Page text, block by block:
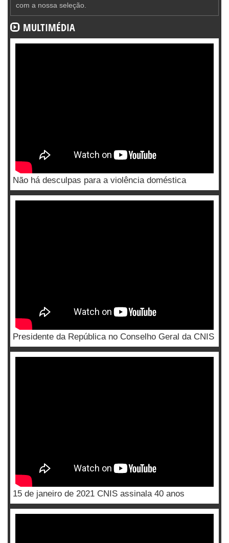
com a nossa seleção.
MULTIMÉDIA
Não há desculpas para a violência doméstica
Presidente da República no Conselho Geral da CNIS
15 de janeiro de 2021 CNIS assinala 40 anos